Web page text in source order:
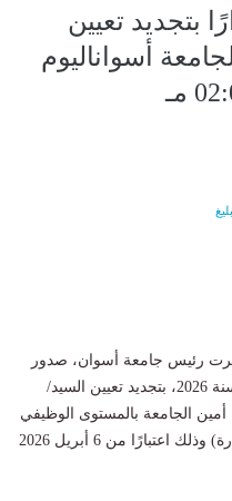
بتجديد تعيين
أسواناليوم
رئيس جامعة أسوان، صدور
قرار رئيس مجلس الوزراء رقم 1343 لسنة 2026، بتجديد تعيين السيد/
الجامعة بالمستوى الوظيفي
العالي بجامعة أسوان، بدرجة (وكيل وزارة) وذلك اعتبارًا من 6 أبريل 2026